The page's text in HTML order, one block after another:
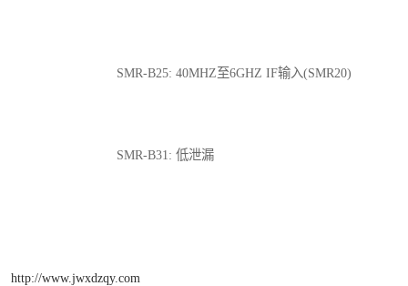
SMR-B25: 40MHZ至6GHZ IF输入(SMR20)
SMR-B31: 低泄漏
http://www.jwxdzqy.com